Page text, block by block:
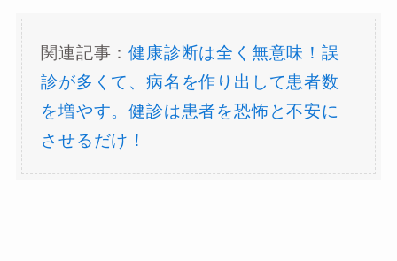
関連記事：健康診断は全く無意味！誤
診が多くて、病名を作り出して患者数
を増やす。健診は患者を恐怖と不安に
させるだけ！